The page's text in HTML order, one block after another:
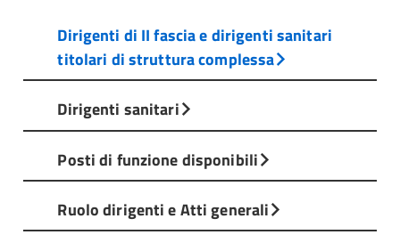
Dirigenti di II fascia e dirigenti sanitari
titolari di struttura complessa
Dirigenti sanitari
Posti di funzione disponibili
Ruolo dirigenti e Atti generali